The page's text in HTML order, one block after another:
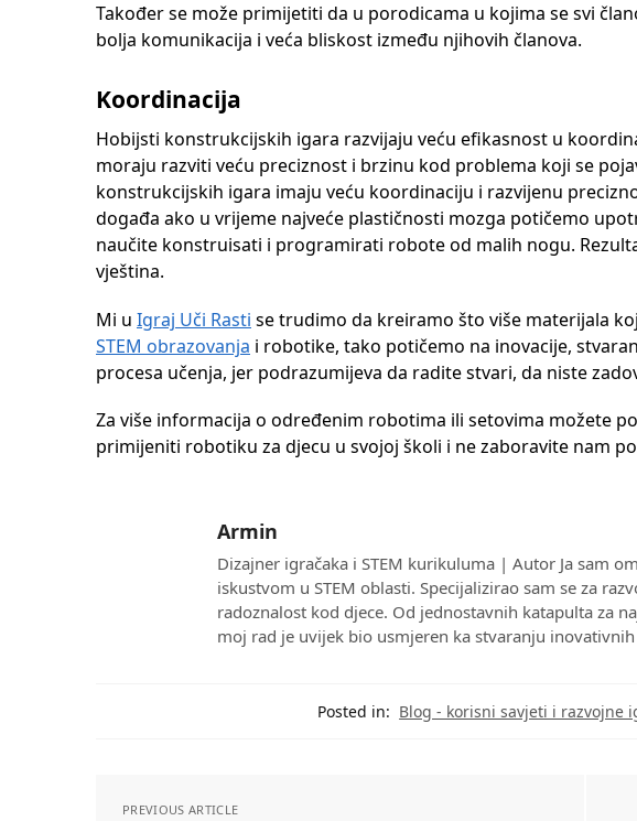
Također se može primijetiti da u porodicama u kojima se svi
bolja komunikacija i veća bliskost između njihovih članova.
Koordinacija
Hobijsti konstrukcijskih igara razvijaju veću efikasnost u
moraju razviti veću preciznost i brzinu kod problema koji se
konstrukcijskih igara imaju veću koordinaciju i razvijenu
događa ako u vrijeme najveće plastičnosti mozga potičemo
naučite konstruisati i programirati robote od malih nogu.
vještina.
Mi u Igraj Uči Rasti se trudimo da kreiramo što više materijala
STEM obrazovanja i robotike, tako potičemo na inovacije,
procesa učenja, jer podrazumijeva da radite stvari, da niste
Za više informacija o određenim robotima ili setovima možete
primijeniti robotiku za djecu u svojoj školi i ne zaboravite nam
Armin
Dizajner igračaka i STEM kurikuluma | Autor Ja sam
iskustvom u STEM oblasti. Specijalizirao sam se za
radoznalost kod djece. Od jednostavnih katapulta za
moj rad je uvijek bio usmjeren ka stvaranju
Posted in: Blog - korisni savjeti i razvojne
PREVIOUS ARTICLE